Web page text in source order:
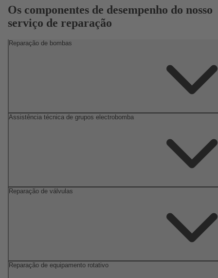
Os componentes de desempenho do nosso
serviço de reparação
Reparação de bombas
Assistência técnica de grupos electrobomba
Reparação de válvulas
Reparação de equipamento rotativo